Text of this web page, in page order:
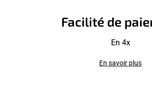
Facilité de
En 4x
En savoir plus